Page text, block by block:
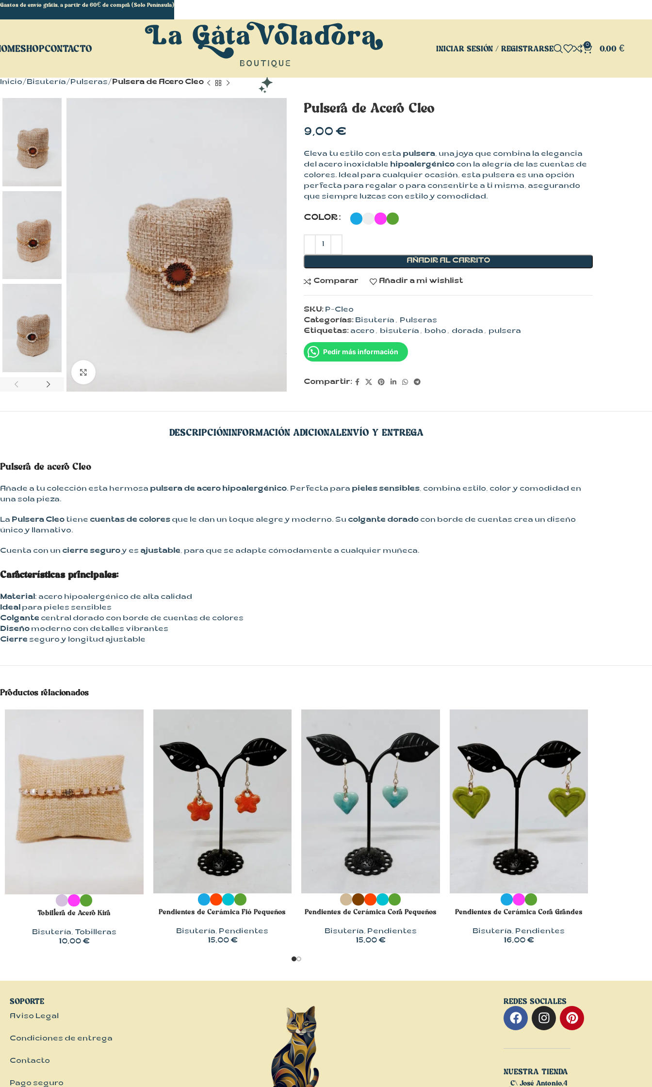
SHOP
CON MUCHO
ESTILO
Blusas
Chalecos
Chaquetas
Vestidos
CONTACTO INICIAR SESIÓN / REGISTRARSE 0 0,00 €
Inicio Bisutería Pulseras Pulsera de Acero Cleo
Pulsera de Acero Cleo
9,00 €
Eleva tu estilo con esta pulsera, una joya que combina la elegancia
del acero inoxidable hipoalergénicocon la alegría de las cuentas de
colores. Ideal para cualquier ocasión, esta pulsera es una opción
perfecta para regalar o para consentirte a ti misma, asegurando
que siempre luzcas con estilo y comodidad.
COLOR
AÑADIR AL CARRITO
Comparar Añadir a mi wishlist
SKU: P-Cleo
Categorías: Bisutería , Pulseras
Etiquetas: acero , bisutería , boho , dorada , pulsera
Pedir más información
Compartir:
DESCRIPCIÓNINFORMACIÓN ADICIONALENVÍO Y ENTREGA
Pulsera de acero Cleo
Añade a tu colección esta hermosa pulsera de acero hipoalergénico. Perfecta para pieles sensibles, combina estilo, color y comodidad en
una sola pieza.
La Pulsera Cleo tiene cuentas de colores que le dan un toque alegre y moderno. Su colgante dorado con borde de cuentas crea un diseño
único y llamativo.
Cuenta con un cierre seguroy es ajustable, para que se adapte cómodamente a cualquier muñeca.
Características principales:
Material: acero hipoalergénico de alta calidad
Ideal para pieles sensibles
Colgante central dorado con borde de cuentas de colores
Diseño moderno con detalles vibrantes
Cierre seguro y longitud ajustable
Productos relacionados
SELECCIONAR OPCIONES
Tobillera de Acero Kira
Bisutería, Tobilleras
10,00 €
SELECCIONAR OPCIONES
Pendientes de Cerámica Fió Pequeños
Bisutería, Pendientes
15,00 €
SELECCIONAR OPCIONES
Pendientes de Cerámica Cora Pequeños
Bisutería, Pendientes
15,00 €
SELECCIONAR OPCIONES
Pendientes de Cerámica Cora Grandes
Bisutería, Pendientes
16,00 €
SOPORTE
Aviso Legal
Condiciones de entrega
Contacto
Pago seguro
REDES SOCIALES
NUESTRA TIENDA
C\ José Antonio,4
Gastos de envío gratis, a partir de 60€ de compra (Solo Península)